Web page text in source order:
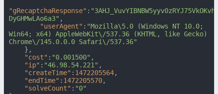
"gRecaptchaResponse" :
DyGHMwLAo6a3" ,
"userAgent" : "Mozilla\5.0 (Windows NT 10.0;
Win64; x64) AppleWebKit\/537.36 (KHTML, like Gecko)
Chrome\/145.0.0.0 Safari\/537.36"
} ,
"cost" : "0.001500" ,
"ip" : "46.98.54.221" ,
"createTime" : 1472205564,
"endTime" : 1472205570,
"solveCount" : "0"